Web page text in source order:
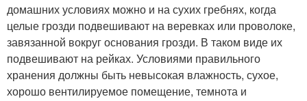
домашних условиях можно и на сухих гребнях, когда
целые грозди подвешивают на веревках или проволоке,
завязанной вокруг основания грозди. В таком виде их
подвешивают на рейках. Условиями правильного
хранения должны быть невысокая влажность, сухое,
хорошо вентилируемое помещение, темнота и